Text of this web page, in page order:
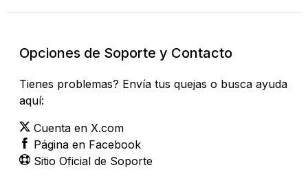
Opciones de Soporte y Contacto
Tienes problemas? Envía tus quejas o busca ayuda
aquí:
Cuenta en X.com
Página en Facebook
Sitio Oficial de Soporte